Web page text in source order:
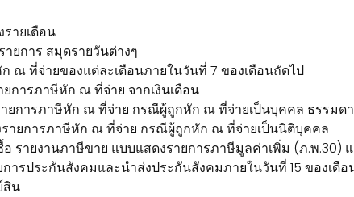
ายเดือน
ยการ สมุดรายวันต่างๆ
ณ ที่จ่ายของแต่ละเดือนภายในวันที่ 7 ของเดือนถัดไป
ยการภาษีหัก ณ ที่จ่าย จากเงินเดือน
ยการภาษีหัก ณ ที่จ่าย กรณีผู้ถูกหัก ณ ที่จ่ายเป็นบุคคล ธรรมดา
รายการภาษีหัก ณ ที่จ่าย กรณีผู้ถูกหัก ณ ที่จ่ายเป็นนิติบุคคล
รายงานภาษีขาย แบบแสดงรายการภาษีมูลค่าเพิ่ม (ภ.พ.30)
ารประกันสังคมและนำส่งประกันสังคมภายในวันที่ 15 ของเดือ
สิน